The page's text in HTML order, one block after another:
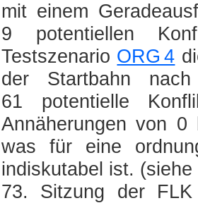
mit einem
9 potentiellen
Testszenario ORG 4
der Startbahn
61 potentielle
Annäherungen von
was für eine
indiskutabel ist. (siehe
73. Sitzung der